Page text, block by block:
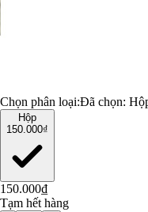
Chọn phân loại:Đã chọn:
Hộp
150.000₫
150.000₫
Tạm hết hàng